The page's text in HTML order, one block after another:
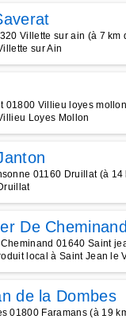
Villette sur ain (à 7 km
sur Ain
01800 Villieu loyes
Loyes Mollon
01160 Druillat (à 14
De Cheminand
01640 Saint
local à Saint Jean le
de la Dombes
01800 Faramans (à 19